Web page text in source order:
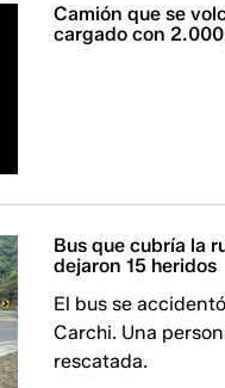
Camión que se
cargado con
Bus que cubría la
dejaron 15 heridos
El bus se
Carchi. Una
rescatada.